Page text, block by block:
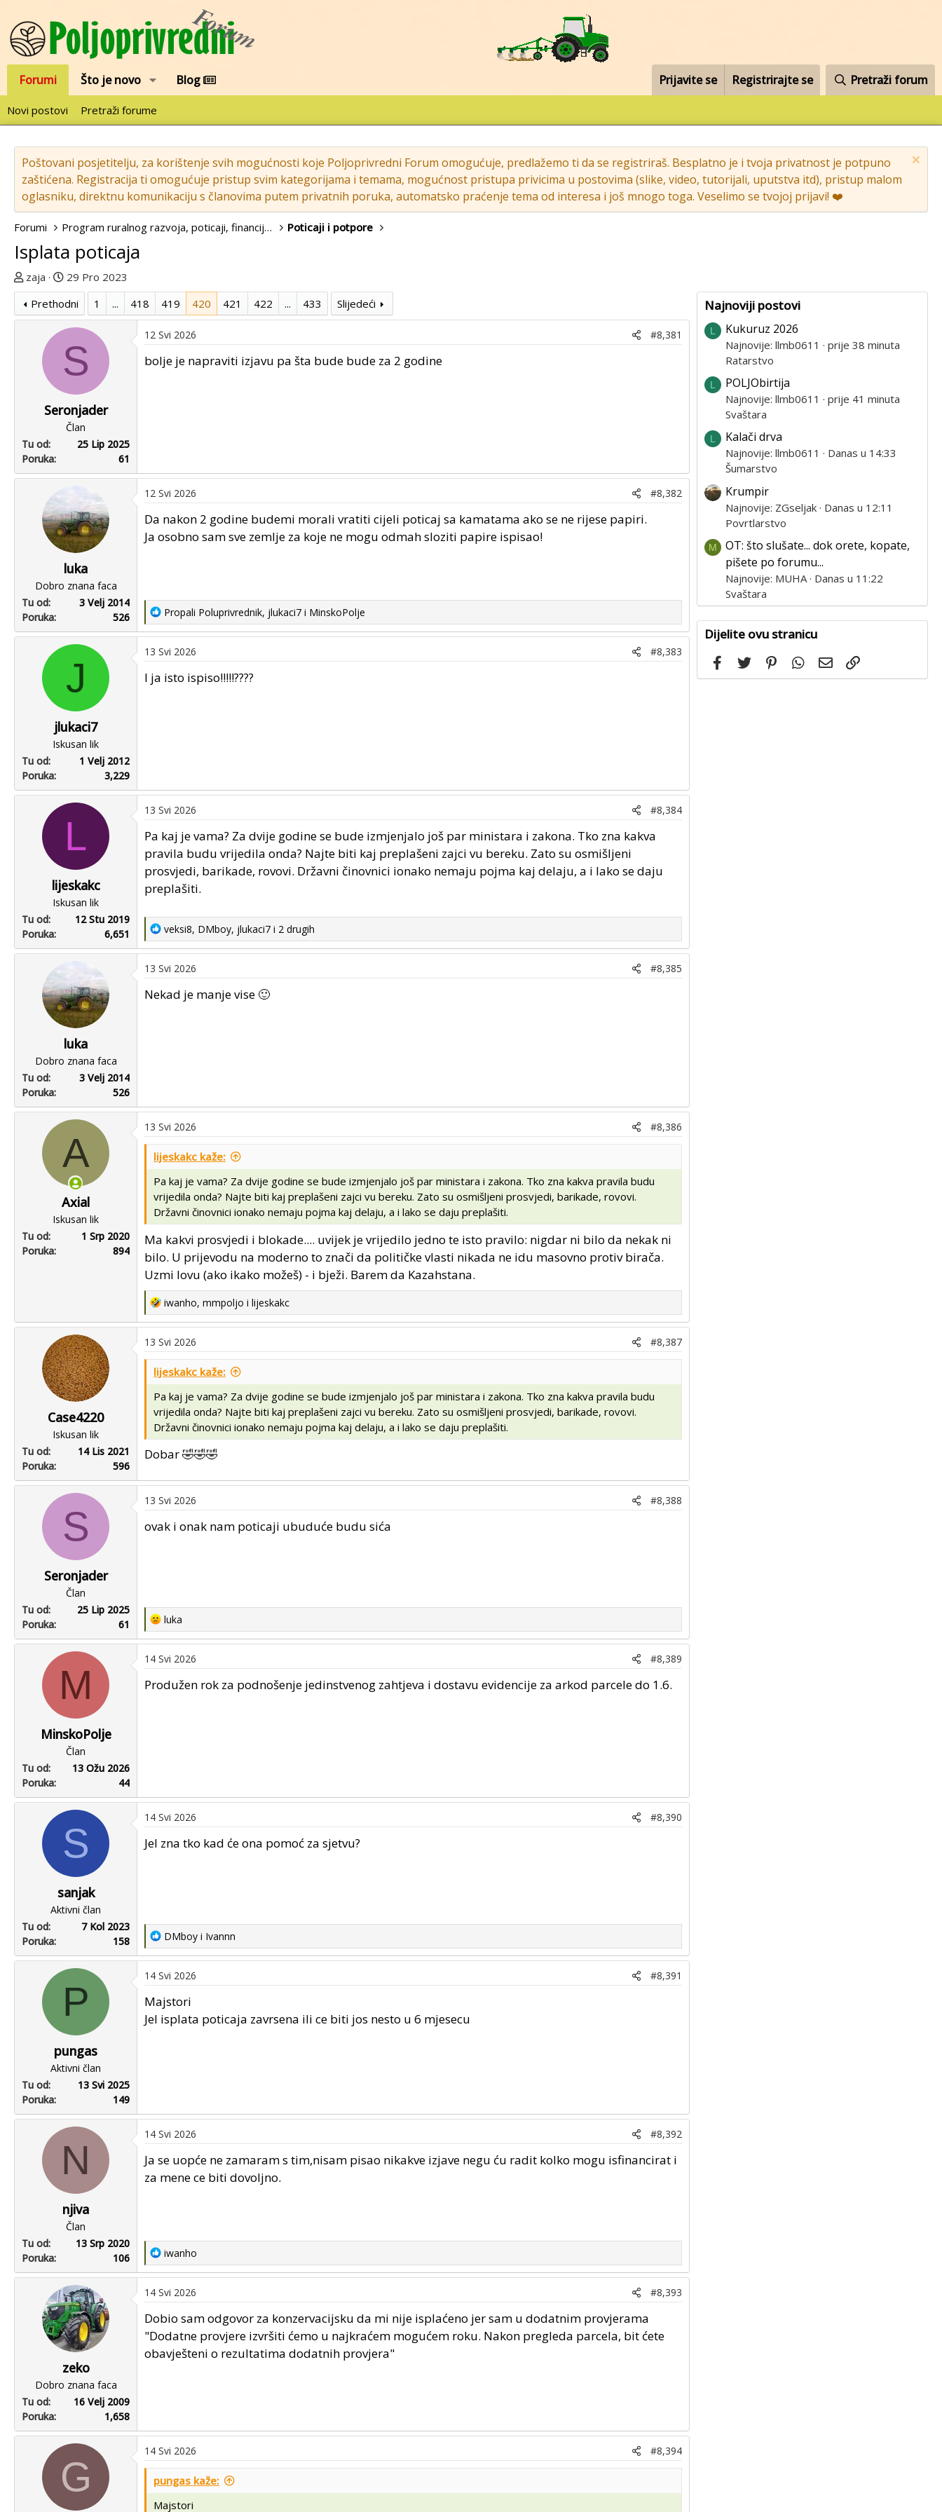
Forumi Što je novo Blog Prijavite se Registrirajte se Pretraži forum
Novi postovi Pretraži forume
Poštovani posjetitelju, za korištenje svih mogućnosti koje Poljoprivredni Forum omogućuje, predlažemo ti da se registriraš. Besplatno je i tvoja privatnost je potpuno
zaštićena. Registracija ti omogućuje pristup svim kategorijama i temama, mogućnost pristupa privicima u postovima (slike, video, tutorijali, uputstva itd), pristup malom
oglasniku, direktnu komunikaciju s članovima putem privatnih poruka, automatsko praćenje tema od interesa i još mnogo toga. Veselimo se tvojoj prijavi! ❤️
Forumi Program ruralnog razvoja, poticaji, financije.. Poticaji i potpore
Isplata poticaja
T
e
m
u
o
zaja
D
a
t
u
p
r
g
p
t
29 Pro 2023
Prethodni
1 ... 418 419 420 421 422 ... 433 Slijedeći
S
Seronjader
Član
Tu od
25 Lip 2025
Poruka
61
12 Svi 2026 #8,381
bolje je napraviti izjavu pa šta bude bude za 2 godine
luka
Dobro znana faca
Tu od
3 Velj 2014
Poruka
526
12 Svi 2026 #8,382
Da nakon 2 godine budemi morali vratiti cijeli poticaj sa kamatama ako se ne rijese papiri.
Ja osobno sam sve zemlje za koje ne mogu odmah sloziti papire ispisao!
R
e
a
c
t
i
Propali Poluprivrednik, jlukaci7 i MinskoPolje
J
jlukaci7
Iskusan lik
Tu od
1 Velj 2012
Poruka
3,229
13 Svi 2026 #8,383
I ja isto ispiso!!!!!????
L
lijeskakc
Iskusan lik
Tu od
12 Stu 2019
Poruka
6,651
13 Svi 2026 #8,384
Pa kaj je vama? Za dvije godine se bude izmjenjalo još par ministara i zakona. Tko zna kakva
pravila budu vrijedila onda? Najte biti kaj preplašeni zajci vu bereku. Zato su osmišljeni
prosvjedi, barikade, rovovi. Državni činovnici ionako nemaju pojma kaj delaju, a i lako se daju
preplašiti.
R
e
a
c
i
veksi8, DMboy, jlukaci7 i 2 drugih
luka
Dobro znana faca
Tu od
3 Velj 2014
Poruka
526
13 Svi 2026 #8,385
Nekad je manje vise 🙂
A
Axial
Iskusan lik
Tu od
1 Srp 2020
Poruka
894
13 Svi 2026 #8,386
lijeskakc kaže:
Pa kaj je vama? Za dvije godine se bude izmjenjalo još par ministara i zakona. Tko zna kakva pravila budu
vrijedila onda? Najte biti kaj preplašeni zajci vu bereku. Zato su osmišljeni prosvjedi, barikade, rovovi.
Državni činovnici ionako nemaju pojma kaj delaju, a i lako se daju preplašiti.
Ma kakvi prosvjedi i blokade.... uvijek je vrijedilo jedno te isto pravilo: nigdar ni bilo da nekak ni
bilo. U prijevodu na moderno to znači da političke vlasti nikada ne idu masovno protiv birača.
Uzmi lovu (ako ikako možeš) - i bježi. Barem da Kazahstana.
R
e
a
c
t
i
o
n
s
iwanho, mmpoljo i lijeskakc
Case4220
Iskusan lik
Tu od
14 Lis 2021
Poruka
596
13 Svi 2026 #8,387
lijeskakc kaže:
Pa kaj je vama? Za dvije godine se bude izmjenjalo još par ministara i zakona. Tko zna kakva pravila budu
vrijedila onda? Najte biti kaj preplašeni zajci vu bereku. Zato su osmišljeni prosvjedi, barikade, rovovi.
Državni činovnici ionako nemaju pojma kaj delaju, a i lako se daju preplašiti.
Dobar 🤣🤣🤣
S
Seronjader
Član
Tu od
25 Lip 2025
Poruka
61
13 Svi 2026 #8,388
ovak i onak nam poticaji ubuduće budu sića
R
e
a
c
i
luka
M
MinskoPolje
Član
Tu od
13 Ožu 2026
Poruka
44
14 Svi 2026 #8,389
Produžen rok za podnošenje jedinstvenog zahtjeva i dostavu evidencije za arkod parcele do 1.6.
S
sanjak
Aktivni član
Tu od
7 Kol 2023
Poruka
158
14 Svi 2026 #8,390
Jel zna tko kad će ona pomoć za sjetvu?
R
e
a
c
i
o
DMboy i Ivannn
P
pungas
Aktivni član
Tu od
13 Svi 2025
Poruka
149
14 Svi 2026 #8,391
Majstori
Jel isplata poticaja zavrsena ili ce biti jos nesto u 6 mjesecu
N
njiva
Član
Tu od
13 Srp 2020
Poruka
106
14 Svi 2026 #8,392
Ja se uopće ne zamaram s tim,nisam pisao nikakve izjave negu ću radit kolko mogu isfinancirat i
za mene ce biti dovoljno.
R
e
a
c
i
o
n
iwanho
zeko
Dobro znana faca
Tu od
16 Velj 2009
Poruka
1,658
14 Svi 2026 #8,393
Dobio sam odgovor za konzervacijsku da mi nije isplaćeno jer sam u dodatnim provjerama
"Dodatne provjere izvršiti ćemo u najkraćem mogućem roku. Nakon pregleda parcela, bit ćete
obavješteni o rezultatima dodatnih provjera"
G
14 Svi 2026 #8,394
pungas kaže:
Majstori
Najnoviji postovi
L Kukuruz 2026
Najnovije: llmb0611
prije 38 minuta
Ratarstvo
L POLJObirtija
Najnovije: llmb0611
prije 41 minuta
Svaštara
L Kalači drva
Najnovije: llmb0611
Danas u 14:33
Šumarstvo
Krumpir
Najnovije: ZGseljak Danas u 12:11
Povrtlarstvo
M
OT: što slušate... dok orete, kopate,
pišete po forumu...
Najnovije: MUHA Danas u 11:22
Svaštara
Dijelite ovu stranicu
Facebook
Twitter PinterestWhatsApp
Email